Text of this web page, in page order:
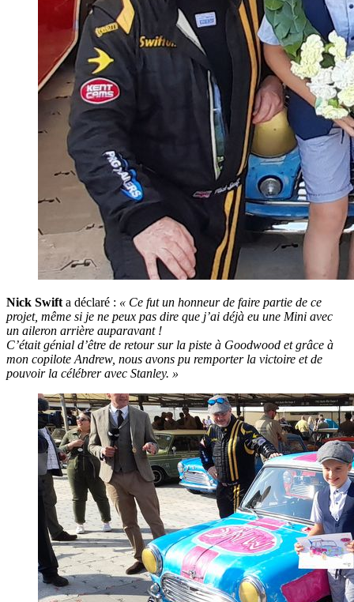
Nick Swifta déclaré : « Ce fut un honneur de faire partie de ce
projet, même si je ne peux pas dire que j’ai déjà eu une Mini avec
un aileron arrière auparavant !
C’était génial d’être de retour sur la piste à Goodwood et grâce à
mon copilote Andrew, nous avons pu remporter la victoire et de
pouvoir la célébrer avec Stanley. »